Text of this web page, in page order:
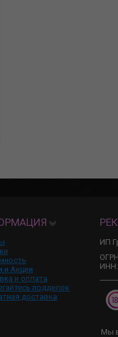
и Акции
и оплата
подделок
доставка
ИП
ИНН:
Мы